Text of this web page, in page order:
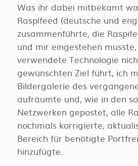
Was ihr dabei mitbekamt
Raspifeed (deutsche und
zusammenführte, die
und mir eingestehen
verwendete Technologie
gewünschten Ziel führt, ich
Bildergalerie des
aufräumte und, wie in den
Netzwerken gepostet, alle
nochmals korrigierte,
Bereich für benötigte
hinzufügte.